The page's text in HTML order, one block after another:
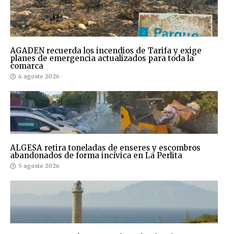
AGADEN recuerda los incendios de Tarifa y exige
planes de emergencia actualizados para toda la
comarca
4 agosto 2026
ALGESA retira toneladas de enseres y escombros
abandonados de forma incívica en La Perlita
5 agosto 2026